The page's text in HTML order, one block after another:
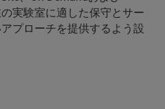
実験室に適した保守とサー
プローチを提供するよう設